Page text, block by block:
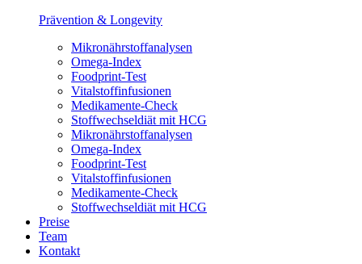
Prävention & Longevity
Mikronährstoffanalysen
Omega-Index
Foodprint-Test
Vitalstoffinfusionen
Medikamente-Check
Stoffwechseldiät mit HCG
Mikronährstoffanalysen
Omega-Index
Foodprint-Test
Vitalstoffinfusionen
Medikamente-Check
Stoffwechseldiät mit HCG
Preise
Team
Kontakt